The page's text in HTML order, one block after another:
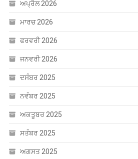
ਮਾਰਚ 2026
ਫਰਵਰੀ 2026
ਜਨਵਰੀ 2026
ਦਸੰਬਰ 2025
ਨਵੰਬਰ 2025
ਅਕਤੂਬਰ 2025
ਸਤੰਬਰ 2025
ਅਗਸਤ 2025
ਜੁਲਾਈ 2025